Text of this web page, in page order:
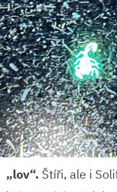
„lov“. Štíři, ale i